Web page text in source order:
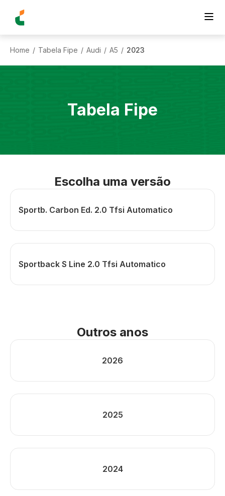
Home / Tabela Fipe / Audi / A5 / 2023
Tabela Fipe
Escolha uma versão
Sportb. Carbon Ed. 2.0 Tfsi Automatico
Sportback S Line 2.0 Tfsi Automatico
Outros anos
2026
2025
2024